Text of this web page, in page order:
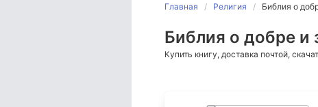
Главная Религия Библия о
Библия о добре и
Купить книгу, доставка почтой,